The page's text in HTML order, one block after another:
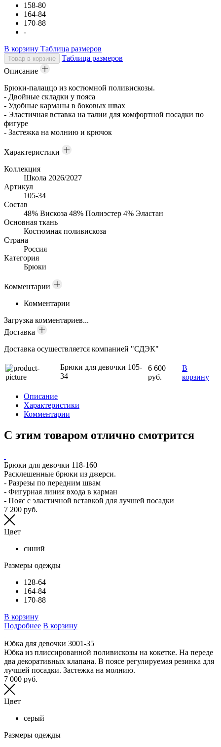
158-80
164-84
170-88
-
В корзину Таблица размеров
Товар в корзине
Таблица размеров
Описание
Брюки-палаццо из костюмной поливискозы.
- Двойные складки у пояса
- Удобные карманы в боковых швах
- Эластичная вставка на талии для комфортной посадки по
фигуре
- Застежка на молнию и крючок
Характеристики
Коллекция
Школа 2026/2027
Артикул
105-34
Состав
48% Вискоза 48% Полиэстер 4% Эластан
Основная ткань
Костюмная поливискоза
Страна
Россия
Категория
Брюки
Комментарии
Комментарии
Загрузка комментариев...
Доставка
Доставка осуществляется компанией "СДЭК"
Брюки для девочки 105-
34
6 600
руб.
В
корзину
Описание
Характеристики
Комментарии
С этим товаром отлично смотрится
Брюки для девочки 118-160
Расклешенные брюки из джерси.
- Разрезы по передним швам
- Фигурная линия входа в карман
- Пояс с эластичной вставкой для лучшей посадки
7 200 руб.
Цвет
синий
Размеры одежды
128-64
164-84
170-88
В корзину
Подробнее В корзину
Юбка для девочки 3001-35
Юбка из плиссированной поливискозы на кокетке. На переде
два декоративных клапана. В поясе регулируемая резинка для
лучшей посадки. Застежка на молнию.
7 000 руб.
Цвет
серый
Размеры одежды